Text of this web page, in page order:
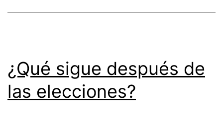
¿Qué sigue después de
las elecciones?